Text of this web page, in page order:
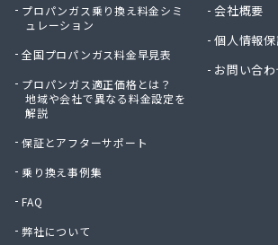
株式会社米沢商店
株式会社豊島商会
株式会社木村徳蔵商店
株式会社野口商店
株式会社柳屋
株式会社鈴木屋
関口商店
関東エア・ウォーター株式会社 府中
プロパンガス乗り換え料金シミ
ュレーション
全国プロパンガス料金早見表
プロパンガス適正価格とは？
地域や会社で異なる料金設定を
解説
保証とアフターサポート
乗り換え事例集
FAQ
弊社について
会社概要
個人情報
お問い合わ